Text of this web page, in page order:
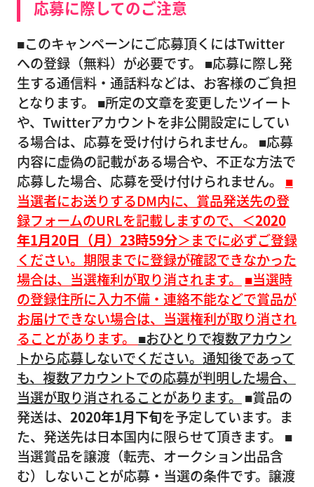
応募に際してのご注意
■このキャンペーンにご応募頂くにはTwitter
への登録（無料）が必要です。 ■応募に際し発
生する通信料・通話料などは、お客様のご負担
となります。 ■所定の文章を変更したツイート
や、Twitterアカウントを非公開設定にしてい
る場合は、応募を受け付けられません。 ■応募
内容に虚偽の記載がある場合や、不正な方法で
応募した場合、応募を受け付けられません。 ■
当選者にお送りするDM内に、賞品発送先の登
録フォームのURLを記載しますので、＜2020
年1月20日（月）23時59分＞までに必ずご登録
ください。期限までに登録が確認できなかった
場合は、当選権利が取り消されます。
■当選時
の登録住所に入力不備・連絡不能などで賞品が
お届けできない場合は、当選権利が取り消され
ることがあります。 ■おひとりで複数アカウン
トから応募しないでください。通知後であって
も、複数アカウントでの応募が判明した場合、
当選が取り消されることがあります。
■賞品の
発送は、 2020年1月下旬を予定しています。ま
た、発送先は日本国内に限らせて頂きます。 ■
当選賞品を譲渡（転売、オークション出品含
む）しないことが応募・当選の条件です。譲渡